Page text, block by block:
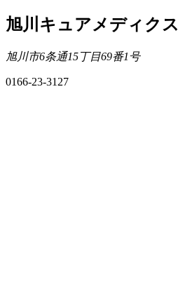
旭川キュアメディクス
旭川市6条通15丁目69番1号
0166-23-3127